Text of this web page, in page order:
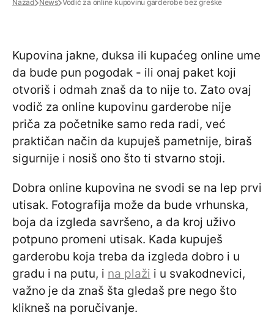
Nazad News Vodič za online kupovinu garderobe bez greške
Kupovina jakne, duksa ili kupaćeg online ume
da bude pun pogodak - ili onaj paket koji
otvoriš i odmah znaš da to nije to. Zato ovaj
vodič za online kupovinu garderobe nije
priča za početnike samo reda radi, već
praktičan način da kupuješ pametnije, biraš
sigurnije i nosiš ono što ti stvarno stoji.
Dobra online kupovina ne svodi se na lep prvi
utisak. Fotografija može da bude vrhunska,
boja da izgleda savršeno, a da kroj uživo
potpuno promeni utisak. Kada kupuješ
garderobu koja treba da izgleda dobro i u
gradu i na putu, i na plaži i u svakodnevici,
važno je da znaš šta gledaš pre nego što
klikneš na poručivanje.